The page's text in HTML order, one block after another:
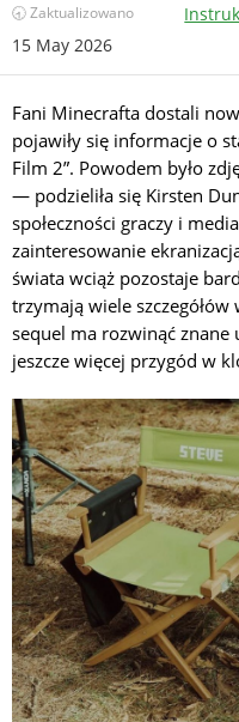
🕣 Zaktualizowano
15 May 2026
Fani Minecrafta dostali
pojawiły się informacje o
Film 2”. Powodem było
— podzieliła się Kirsten
społeczności graczy i
zainteresowanie
świata wciąż pozostaje
trzymają wiele
sequel ma rozwinąć
jeszcze więcej przygód w